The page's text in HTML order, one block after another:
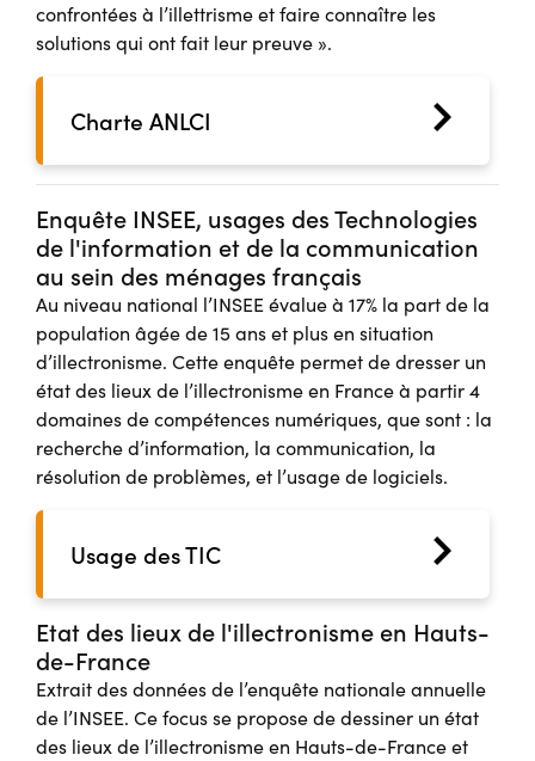
confrontées à l’illettrisme et faire connaître les
solutions qui ont fait leur preuve ».
Charte ANLCI
Enquête INSEE, usages des Technologies
de l'information et de la communication
au sein des ménages français
Au niveau national l’INSEE évalue à 17% la part de la
population âgée de 15 ans et plus en situation
d’illectronisme. Cette enquête permet de dresser un
état des lieux de l’illectronisme en France à partir 4
domaines de compétences numériques, que sont : la
recherche d’information, la communication, la
résolution de problèmes, et l’usage de logiciels.
Usage des TIC
Etat des lieux de l'illectronisme en Hauts-
de-France
Extrait des données de l’enquête nationale annuelle
de l’INSEE. Ce focus se propose de dessiner un état
des lieux de l’illectronisme en Hauts-de-France et